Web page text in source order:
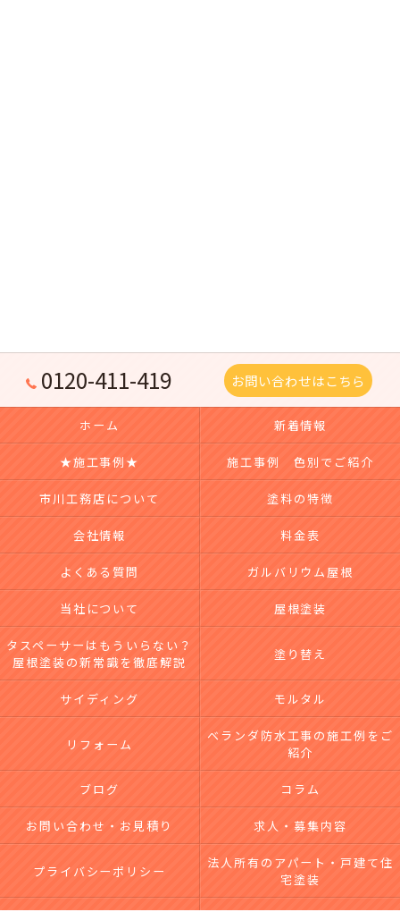
0120-411-419 お問い合わせはこちら
ホーム 新着情報
★施工事例★ 施工事例 色別でご紹介
市川工務店について 塗料の特徴
会社情報 料金表
よくある質問 ガルバリウム屋根
当社について 屋根塗装
タスペーサーはもういらない？
屋根塗装の新常識を徹底解説
塗り替え
サイディング モルタル
リフォーム
ベランダ防水工事の施工例をご
紹介
ブログ コラム
お問い合わせ・お見積り 求人・募集内容
プライバシーポリシー
法人所有のアパート・戸建て住
宅塗装